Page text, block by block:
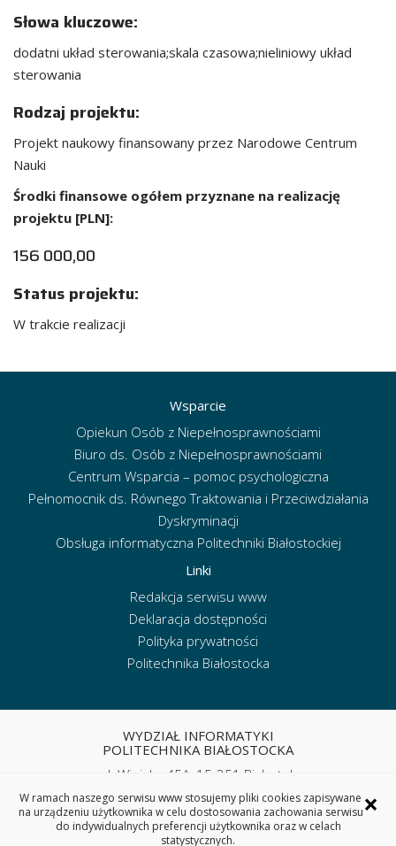
Słowa kluczowe:
dodatni układ sterowania;skala czasowa;nieliniowy układ
sterowania
Rodzaj projektu:
Projekt naukowy finansowany przez Narodowe Centrum
Nauki
Środki finansowe ogółem przyznane na realizację
projektu [PLN]:
156 000,00
Status projektu:
W trakcie realizacji
Wsparcie
Opiekun Osób z Niepełnosprawnościami
Biuro ds. Osób z Niepełnosprawnościami
Centrum Wsparcia – pomoc psychologiczna
Pełnomocnik ds. Równego Traktowania i Przeciwdziałania
Dyskryminacji
Obsługa informatyczna Politechniki Białostockiej
Linki
Redakcja serwisu www
Deklaracja dostępności
Polityka prywatności
Politechnika Białostocka
WYDZIAŁ INFORMATYKI
POLITECHNIKA BIAŁOSTOCKA
ul. Wiejska 45A, 15-351 Białystok
tel. sekretariat: (85) 746 90 50
e-mail:wi.sekretariat@pb.edu.pl ×
W ramach naszego serwisu www stosujemy pliki cookies zapisywane
na urządzeniu użytkownika w celu dostosowania zachowania serwisu
do indywidualnych preferencji użytkownika oraz w celach
statystycznych.